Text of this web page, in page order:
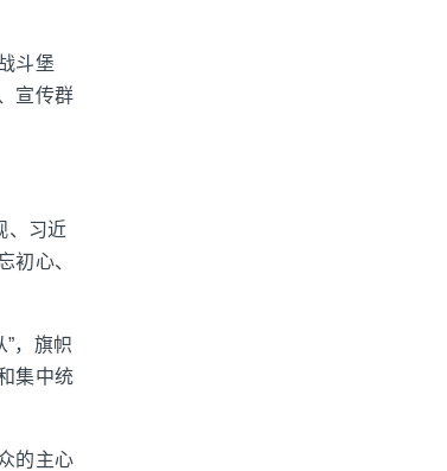
斗堡
宣传群
、习近
初心、
”，旗帜
集中统
的主心